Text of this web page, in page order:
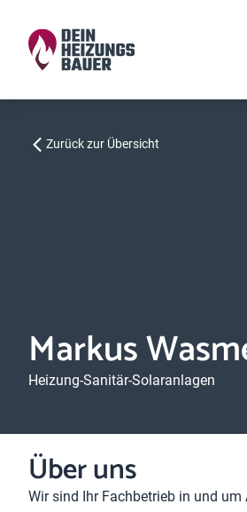
Zurück zur Übersicht
Markus
Heizung-Sanitär-Solaranlagen
Über uns
Wir sind Ihr Fachbetrieb in und